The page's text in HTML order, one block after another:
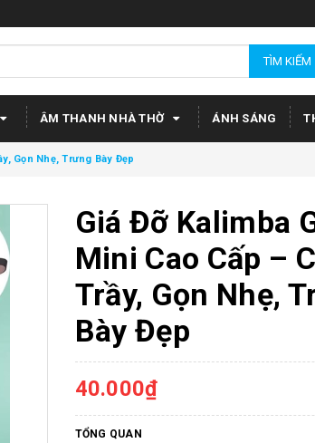
TÌM KIẾM
ÂM THANH NHÀ THỜ ÁNH SÁNG
Gọn Nhẹ, Trưng Bày Đẹp
Giá Đỡ Kalimba
Mini Cao Cấp –
Trầy, Gọn Nhẹ,
Bày Đẹp
40.000₫
TỔNG QUAN